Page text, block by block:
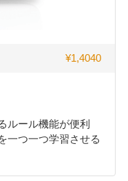
¥1,4040
ルール機能が便利
一つ一つ学習させる